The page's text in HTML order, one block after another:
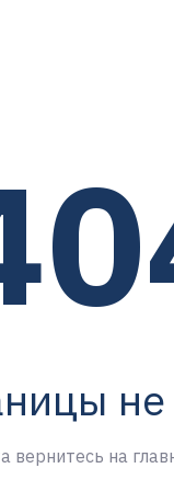
вернитесь на